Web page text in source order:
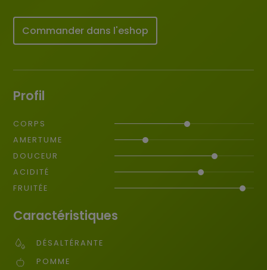
Commander dans l'eshop
Profil
CORPS
AMERTUME
DOUCEUR
ACIDITÉ
FRUITÉE
Caractéristiques
DÉSALTÉRANTE
POMME